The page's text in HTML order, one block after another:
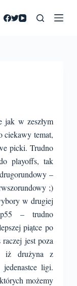
jak w zeszłym
ciekawy temat,
picki. Trudno
playoffs, tak
–
;)
w drugiej
– trudno
piątce po
jest poza
iż drużyna z
ligi.
możemy